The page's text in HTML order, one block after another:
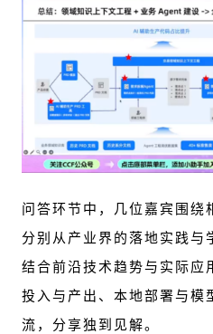
问答环节中，几位嘉宾围绕
分别从产业界的落地实践与
结合前沿技术趋势与实际
投入与产出、本地部署与模
流，分享独到见解。